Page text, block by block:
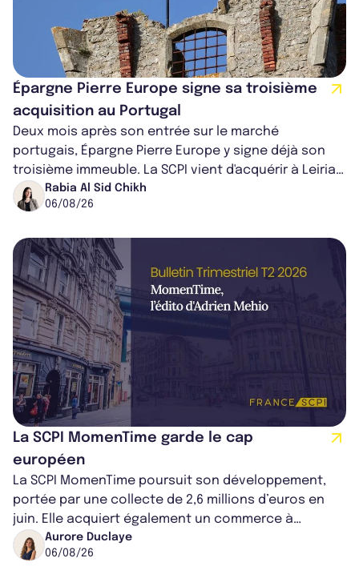
Épargne Pierre Europe signe sa troisième
acquisition au Portugal
Deux mois après son entrée sur le marché
portugais, Épargne Pierre Europe y signe déjà son
troisième immeuble. La SCPI vient d'acquérir à Leiria,
dans le centre du pays, un établis...
Rabia Al Sid Chikh
06/08/26
La SCPI MomenTime garde le cap
européen
La SCPI MomenTime poursuit son développement,
portée par une collecte de 2,6 millions d’euros en
juin. Elle acquiert également un commerce à
Worcester, place une plateforme logisti...
Aurore Duclaye
06/08/26